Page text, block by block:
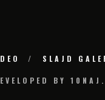
SLAJD
BY